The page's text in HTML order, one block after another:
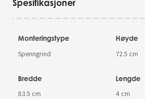
Spesifikasjoner
Monteringstype
Spenngrind
Høyde
72.5 cm
Bredde
83.5 cm
Lengde
4 cm